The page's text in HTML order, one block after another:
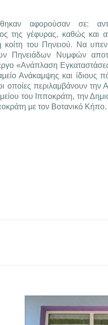
αφορούσαν σε:
της γέφυρας, καθώς και
του Πηνειού. Να
Πηνειάδων Νυμφών
«Ανάπλαση
Ανάκαμψης και ίδιους
οποίες περιλαμβάνουν την
του Ιπποκράτη, την
με τον Βοτανικό Κήπο.